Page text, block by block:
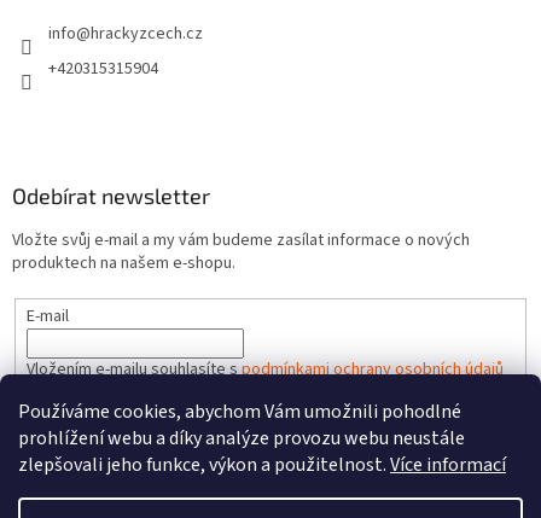
Používáme cookies, abychom Vám umožnili pohodlné
prohlížení webu a díky analýze provozu webu neustále
zlepšovali jeho funkce, výkon a použitelnost.Více informací
info@hrackyzcech.cz
+420315315904
Odebírat newsletter
Vložte svůj e-mail a my vám budeme zasílat informace o nových
produktech na našem e-shopu.
E-mail
Vložením e-mailu souhlasíte spodmínkami ochrany osobních údajů
PŘIHLÁSIT SE